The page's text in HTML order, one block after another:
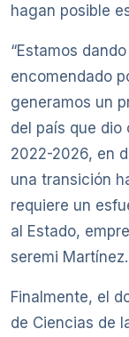
hagan posible
“Estamos
encomendado
generamos un
del país que dio
2022-2026, en
una transición
requiere un
al Estado,
seremi Martínez.
Finalmente, el
de Ciencias de